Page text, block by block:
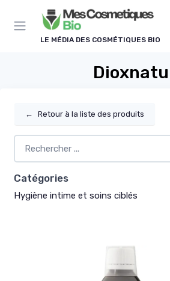
LE MÉDIA DES COSMÉTIQUES BIO
← Retour à la liste des produits
Catégories
Hygiène intime et soins ciblés
Panneau de gestion des cookies